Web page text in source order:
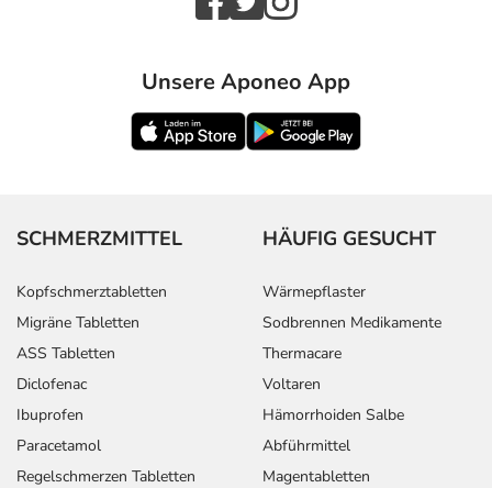
Unsere Aponeo App
SCHMERZMITTEL
Kopfschmerztabletten
Migräne Tabletten
ASS Tabletten
Diclofenac
Ibuprofen
Paracetamol
Regelschmerzen Tabletten
HÄUFIG GESUCHT
Wärmepflaster
Sodbrennen Medikamente
Thermacare
Voltaren
Hämorrhoiden Salbe
Abführmittel
Magentabletten